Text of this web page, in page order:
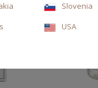
Slovenia
USA